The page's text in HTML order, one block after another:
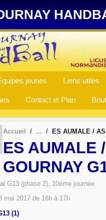
jeunes Liens utiles
Contact et Plan
Accueil ES AUMALE /
ES AUMALE
GOURNAY
G13 (phase 2), 10ème journée
mai 2017 de 16h à 17h
(1)